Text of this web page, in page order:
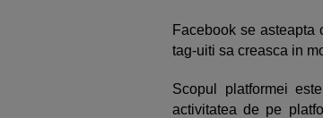
Facebook se asteapta
tag-uiti sa creasca in
Scopul platformei
activitatea de pe